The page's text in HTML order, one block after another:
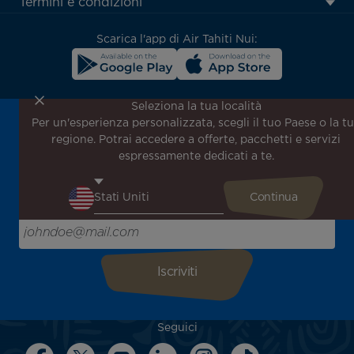
Termini e condizioni
Scarica l'app di Air Tahiti Nui:
Iscriviti alla nostra newsletter per ricevere le ultime
notizie!
Ricevi per primo tutte le nostre offerte e promozioni
per il tuo prossimo viaggio!
Inserisci la tua email qui
Seguici
Seleziona la tua località
Per un'esperienza personalizzata, scegli il tuo Paese o la
regione. Potrai accedere a offerte, pacchetti e servizi
espressamente dedicati a te.